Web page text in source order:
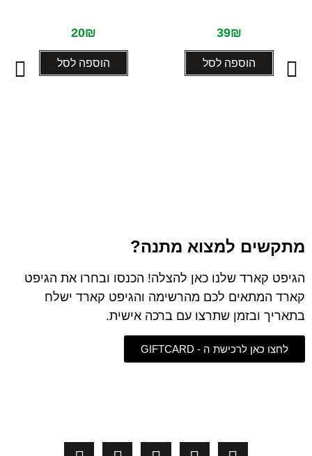
39₪
הוספה לסל
20₪
הוספה לסל
מתקשים למצוא מתנה?
הגיפט קארד שלנו כאן להצלה! הכנסו ובחרו את הגיפט
קארד המתאים לכם מהרשימה והגיפט קארד ישלח
בתאריך ובזמן שתרצו עם ברכה אישית.
לחצו כאן לרכישת ה - GIFTCARD